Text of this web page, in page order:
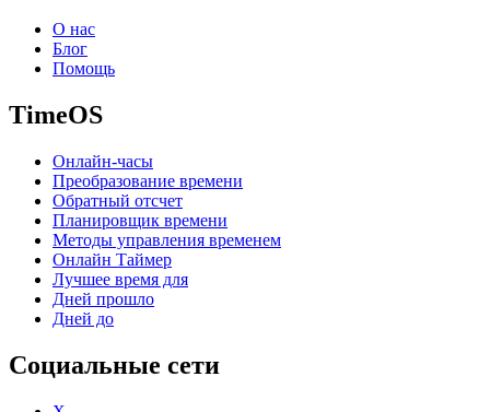
О нас
Блог
Помощь
TimeOS
Онлайн-часы
Преобразование времени
Обратный отсчет
Планировщик времени
Методы управления временем
Онлайн Таймер
Лучшее время для
Дней прошло
Дней до
Социальные сети